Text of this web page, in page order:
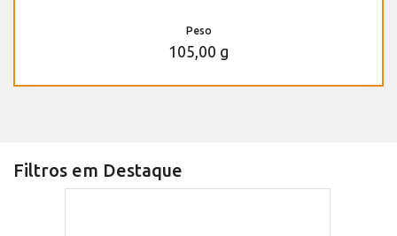
Peso
105,00 g
Filtros em Destaque